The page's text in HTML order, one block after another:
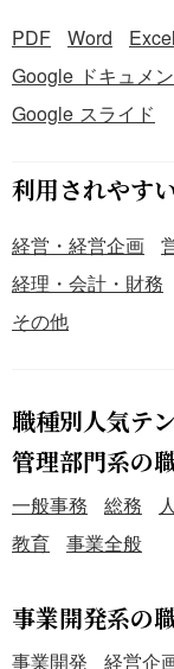
PDF Word Excel
Google ドキュメ
Google スライド
利用されやす
経営・経営企画
経理・会計・財務
その他
職種別人気テ
管理部門系の
一般事務 総務
教育
事業全般
事業開発系の
事業開発 経営企